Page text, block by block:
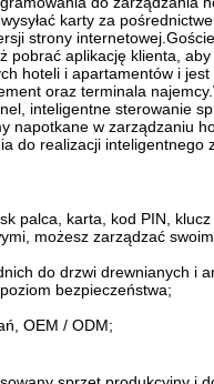
karty za
strony
pobrać aplikację klienta, aby
hoteli i apartamentów i
oraz terminala
inteligentne sterowanie
napotkane w zarządzaniu
do realizacji inteligentnego
palca, karta, kod PIN,
możesz zarządzać
do drzwi drewnianych i
bezpieczeństwa;
OEM / ODM;